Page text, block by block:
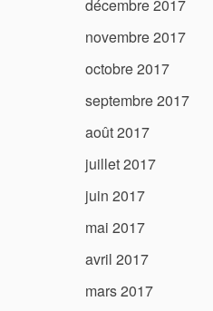
décembre 2017
novembre 2017
octobre 2017
septembre 2017
août 2017
juillet 2017
juin 2017
mai 2017
avril 2017
mars 2017